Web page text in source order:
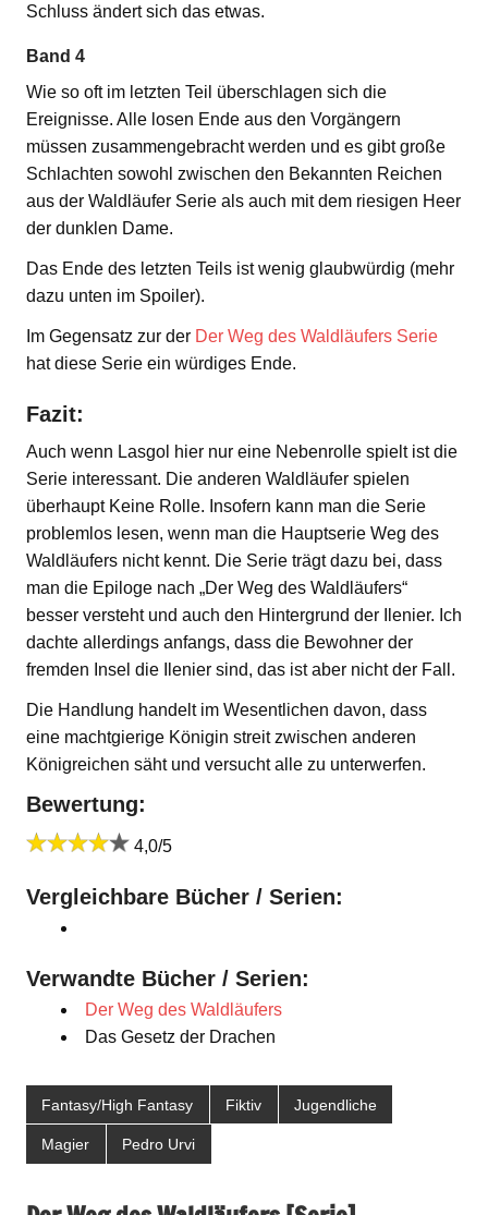
Schluss ändert sich das etwas.
Band 4
Wie so oft im letzten Teil überschlagen sich die
Ereignisse. Alle losen Ende aus den Vorgängern
müssen zusammengebracht werden und es gibt große
Schlachten sowohl zwischen den Bekannten Reichen
aus der Waldläufer Serie als auch mit dem riesigen Heer
der dunklen Dame.
Das Ende des letzten Teils ist wenig glaubwürdig (mehr
dazu unten im Spoiler).
Im Gegensatz zur der Der Weg des Waldläufers Serie
hat diese Serie ein würdiges Ende.
Fazit:
Auch wenn Lasgol hier nur eine Nebenrolle spielt ist die
Serie interessant. Die anderen Waldläufer spielen
überhaupt Keine Rolle. Insofern kann man die Serie
problemlos lesen, wenn man die Hauptserie Weg des
Waldläufers nicht kennt. Die Serie trägt dazu bei, dass
man die Epiloge nach „Der Weg des Waldläufers“
besser versteht und auch den Hintergrund der Ilenier. Ich
dachte allerdings anfangs, dass die Bewohner der
fremden Insel die Ilenier sind, das ist aber nicht der Fall.
Die Handlung handelt im Wesentlichen davon, dass
eine machtgierige Königin streit zwischen anderen
Königreichen säht und versucht alle zu unterwerfen.
Bewertung:
4,0/5
Vergleichbare Bücher / Serien:
Verwandte Bücher / Serien:
Der Weg des Waldläufers
Das Gesetz der Drachen
Fantasy/High Fantasy Fiktiv Jugendliche
Magier Pedro Urvi